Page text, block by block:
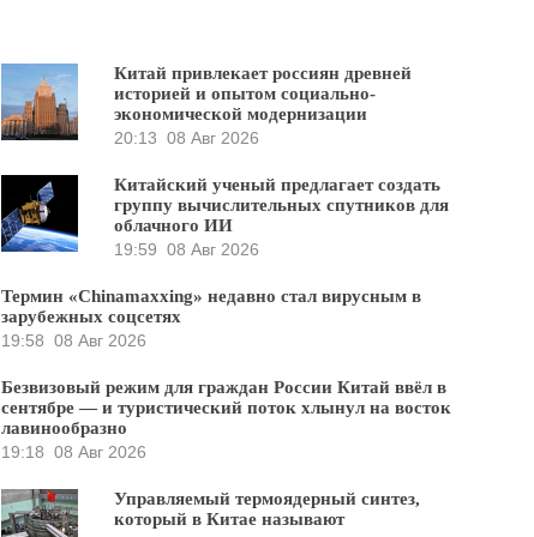
Китай привлекает россиян древней
историей и опытом социально-
экономической модернизации
20:13 08 Авг 2026
Китайский ученый предлагает создать
группу вычислительных спутников для
облачного ИИ
19:59 08 Авг 2026
Термин «Chinamaxxing» недавно стал вирусным в
зарубежных соцсетях
19:58 08 Авг 2026
Безвизовый режим для граждан России Китай ввёл в
сентябре — и туристический поток хлынул на восток
лавинообразно
19:18 08 Авг 2026
Управляемый термоядерный синтез,
который в Китае называют